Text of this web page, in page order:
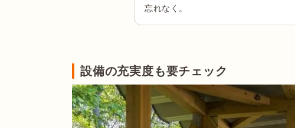
忘れなく。
設備の充実度も要チェック